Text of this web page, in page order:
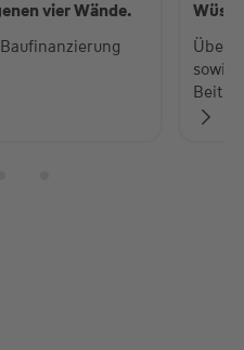
vier Wände.
Über
sowie